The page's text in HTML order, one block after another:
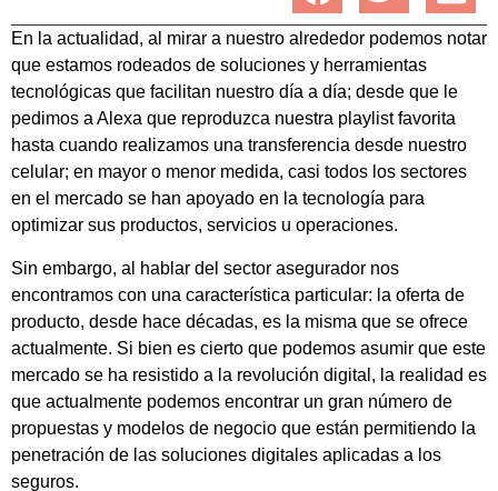
En la actualidad, al mirar a nuestro alrededor podemos notar
que estamos rodeados de soluciones y herramientas
tecnológicas que facilitan nuestro día a día; desde que le
pedimos a Alexa que reproduzca nuestra playlist favorita
hasta cuando realizamos una transferencia desde nuestro
celular; en mayor o menor medida, casi todos los sectores
en el mercado se han apoyado en la tecnología para
optimizar sus productos, servicios u operaciones.
Sin embargo, al hablar del sector asegurador nos
encontramos con una característica particular: la oferta de
producto, desde hace décadas, es la misma que se ofrece
actualmente. Si bien es cierto que podemos asumir que este
mercado se ha resistido a la revolución digital, la realidad es
que actualmente podemos encontrar un gran número de
propuestas y modelos de negocio que están permitiendo la
penetración de las soluciones digitales aplicadas a los
seguros.